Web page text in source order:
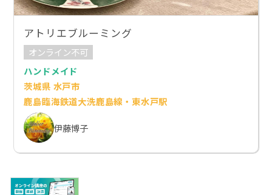
アトリエブルーミング
オンライン不可
ハンドメイド
茨城県 水戸市
鹿島臨海鉄道大洗鹿島線・東水戸駅
伊藤博子